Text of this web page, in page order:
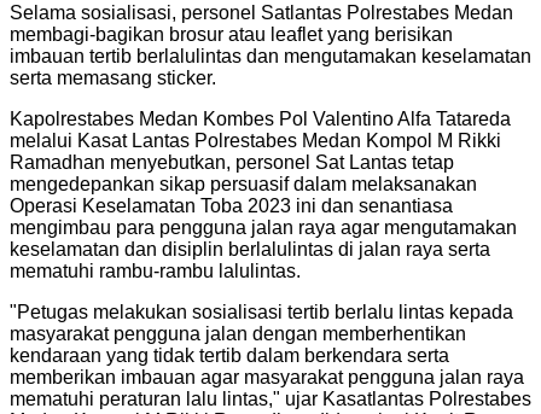
Selama sosialisasi, personel Satlantas Polrestabes Medan
membagi-bagikan brosur atau leaflet yang berisikan
imbauan tertib berlalulintas dan mengutamakan keselamatan
serta memasang sticker.
Kapolrestabes Medan Kombes Pol Valentino Alfa Tatareda
melalui Kasat Lantas Polrestabes Medan Kompol M Rikki
Ramadhan menyebutkan, personel Sat Lantas tetap
mengedepankan sikap persuasif dalam melaksanakan
Operasi Keselamatan Toba 2023 ini dan senantiasa
mengimbau para pengguna jalan raya agar mengutamakan
keselamatan dan disiplin berlalulintas di jalan raya serta
mematuhi rambu-rambu lalulintas.
"Petugas melakukan sosialisasi tertib berlalu lintas kepada
masyarakat pengguna jalan dengan memberhentikan
kendaraan yang tidak tertib dalam berkendara serta
memberikan imbauan agar masyarakat pengguna jalan raya
mematuhi peraturan lalu lintas," ujar Kasatlantas Polrestabes